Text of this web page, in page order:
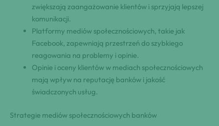
zwiększają zaangażowanie klientów i sprzyjają lepszej
komunikacji.
Platformy mediów społecznościowych, takie jak
Facebook, zapewniają przestrzeń do szybkiego
reagowania na problemy i opinie.
Opinie i oceny klientów w mediach społecznościowych
mają wpływ na reputację banków i jakość
świadczonych usług.
Strategie mediów społecznościowych banków